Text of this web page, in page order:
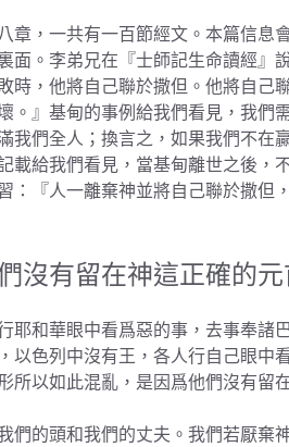
，一共有一百節經文。本篇信息
。李弟兄在『士師記生命讀經』
，他將自己聯於撒但。他將自己
』基甸的事例給我們看見，我們
們全人；換言之，如果我們不在
給我們看見，當基甸離世之後，
：『人一離棄神並將自己聯於撒但
沒有留在神這正確的
和華眼中看爲惡的事，去事奉諸
色列中沒有王，各人行自己眼中
以如此混亂，是因爲他們沒有留
的頭和我們的丈夫。我們若厭棄